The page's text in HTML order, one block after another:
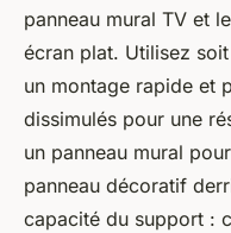
panneau mural TV et
écran plat. Utilisez
un montage rapide et
dissimulés pour une
un panneau mural
panneau décoratif
capacité du support :